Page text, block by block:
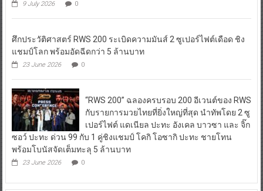
9 July 2026 0
ศึกประวัติศาสตร์ RWS 200 ระเบิดความมันส์ 2 ซูเปอร์ไฟต์เดือด ชิง
แชมป์โลก พร้อมอัดฉีดกว่า 5 ล้านบาท
23 June 2026 0
“RWS 200” ฉลองครบรอบ 200 อีเวนต์ของ RWS
กับรายการมวยไทยที่ยิ่งใหญ่ที่สุด นำทัพโดย 2 ซู
เปอร์ไฟต์ แดเนียล ปะทะ อังเคล บาวซา และ จิ๊ก
ซอว์ ปะทะ ด่วน 99 กับ 1 คู่ชิงแชมป์ โคกิ โอซากิ ปะทะ ชายโทน
พร้อมโบนัสจัดเต็มทะลุ 5 ล้านบาท
23 June 2026 0